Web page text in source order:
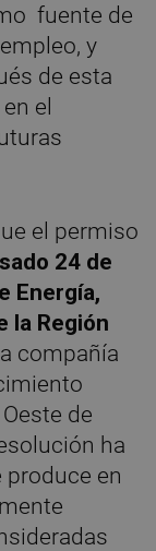
fuente de
y
de esta
el
el permiso
24 de
Energía,
la Región
compañía
de
ha
produce en